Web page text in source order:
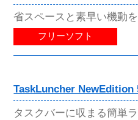
省スペースと素早い機動
フリーソフト
TaskLuncher NewEdition
タスクバーに収まる簡単